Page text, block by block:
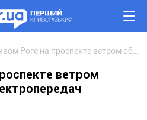
ветром